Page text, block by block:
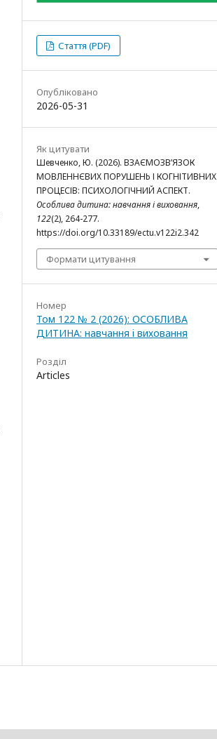
Стаття (PDF)
Опубліковано
2026-05-31
Як цитувати
Шевченко, Ю. (2026). ВЗАЄМОЗВ’ЯЗОК
МОВЛЕННЄВИХ ПОРУШЕНЬ І КОГНІТИВНИХ
ПРОЦЕСІВ: ПСИХОЛОГІЧНИЙ АСПЕКТ.
Особлива дитина: навчання і виховання,
122(2), 264-277.
https://doi.org/10.33189/ectu.v122i2.342
Формати цитування
Номер
Том 122 № 2 (2026): ОСОБЛИВА
ДИТИНА: навчання i виховання
Розділ
Articles